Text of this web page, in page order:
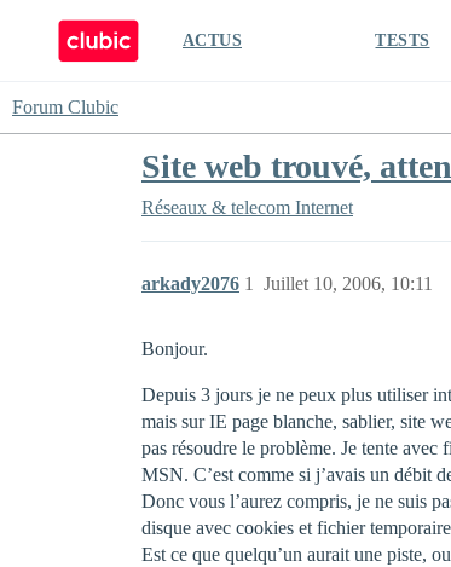
ACTUS TESTS
Forum Clubic
Site web trouvé,
Réseaux & telecom Internet
arkady2076 Juillet 10, 2006, 10:11
1
Bonjour.
Depuis 3 jours je ne peux plus utiliser
mais sur IE page blanche, sablier, site
pas résoudre le problème. Je tente
MSN. C’est comme si j’avais un débit
Donc vous l’aurez compris, je ne suis
disque avec cookies et fichier
Est ce que quelqu’un aurait une piste,